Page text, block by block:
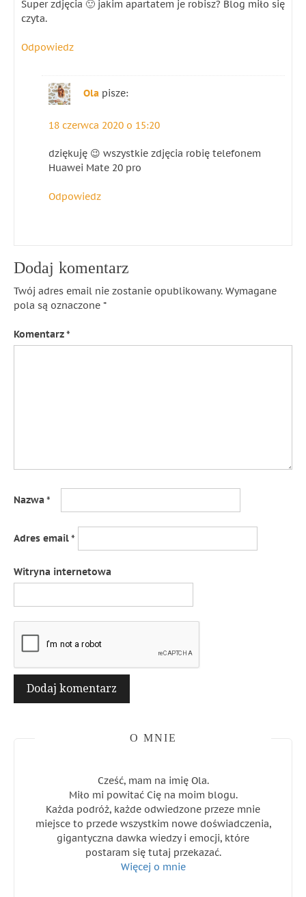
Super zdjęcia 🙂 jakim apartatem je robisz? Blog miło się
czyta.
Odpowiedz
Ola pisze:
18 czerwca 2020 o 15:20
dziękuję 😉 wszystkie zdjęcia robię telefonem
Huawei Mate 20 pro
Odpowiedz
Dodaj komentarz
Twój adres email nie zostanie opublikowany. Wymagane
pola są oznaczone *
Komentarz*
Nazwa*
Adres email*
Witryna internetowa
O MNIE
Cześć, mam na imię Ola.
Miło mi powitać Cię na moim blogu.
Każda podróż, każde odwiedzone przeze mnie
miejsce to przede wszystkim nowe doświadczenia,
gigantyczna dawka wiedzy i emocji, które
postaram się tutaj przekazać.
Więcej o mnie